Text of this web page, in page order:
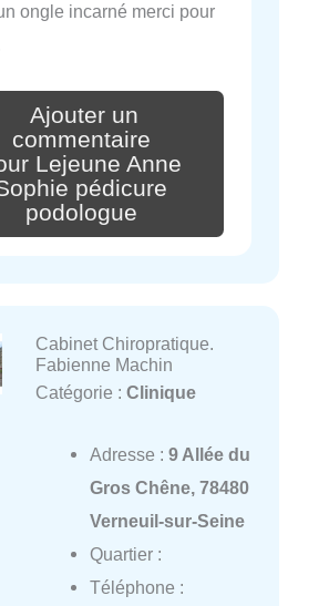
ongle incarné merci pour
Ajouter un
commentaire
Lejeune Anne
pédicure
podologue
Cabinet Chiropratique.
Fabienne Machin
Catégorie : Clinique
Adresse : 9 Allée du
Gros Chêne, 78480
Verneuil-sur-Seine
Quartier :
Téléphone :